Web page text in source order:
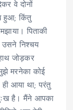
वे दोनों
हुआ; किंतु
पिताकी
उसने निश्चय
जोड़कर
मुझे मरनेका कोई
आया था; परंतु
है। मैंने आपका